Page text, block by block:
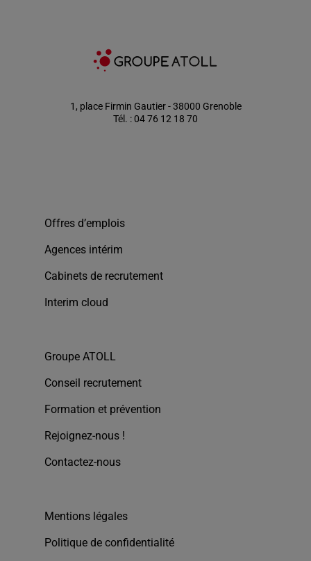
1, place Firmin Gautier - 38000 Grenoble
Tél. : 04 76 12 18 70
Offres d’emplois
Agences intérim
Cabinets de recrutement
Interim cloud
Groupe ATOLL
Conseil recrutement
Formation et prévention
Rejoignez-nous !
Contactez-nous
Mentions légales
Politique de confidentialité